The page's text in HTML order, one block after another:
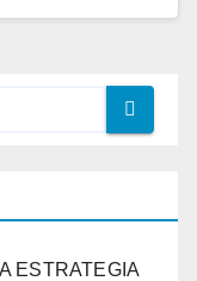
ESTRATEGIA